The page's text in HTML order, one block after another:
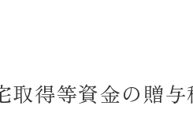
取得等資金の贈